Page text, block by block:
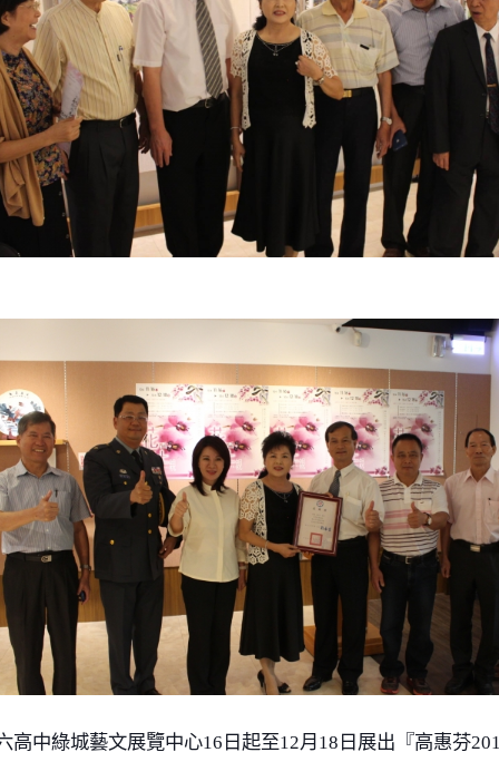
高中綠城藝文展覽中心16 日起至12月 18 日展出『高惠芬